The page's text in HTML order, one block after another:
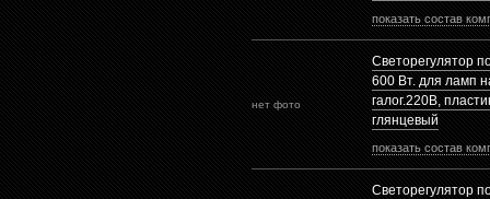
показать состав
нет фото
Светорегулятор
600 Вт. для ламп
галог.220В,
глянцевый
показать состав
Светорегулятор